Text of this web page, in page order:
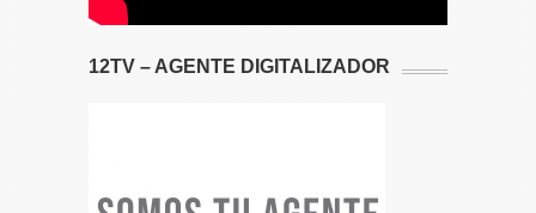
12TV – AGENTE DIGITALIZADOR